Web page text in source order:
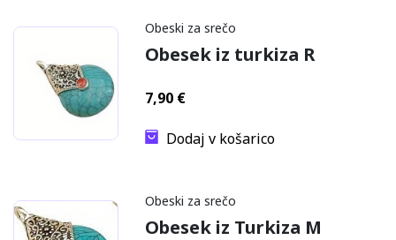
Obeski za srečo
Obesek iz turkiza R
7,90 €
Dodaj v košarico
Obeski za srečo
Obesek iz Turkiza M